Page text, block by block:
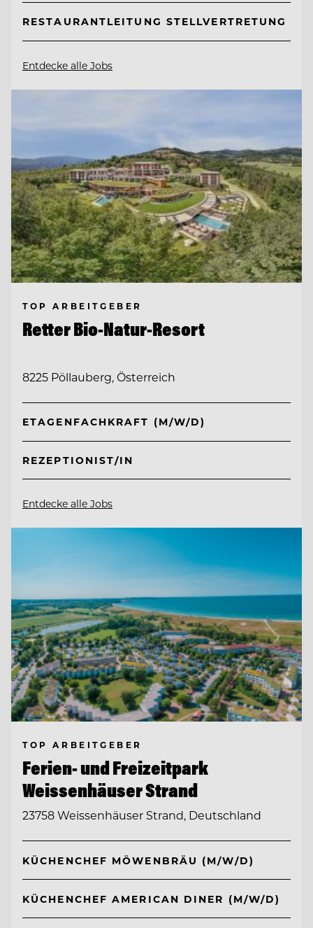
RESTAURANTLEITUNG STELLVERTRETUNG
Entdecke alle Jobs
TOP ARBEITGEBER
Retter Bio-Natur-Resort
8225 Pöllauberg, Österreich
ETAGENFACHKRAFT (M/W/D)
REZEPTIONIST/IN
Entdecke alle Jobs
TOP ARBEITGEBER
Ferien- und Freizeitpark
Weissenhäuser Strand
23758 Weissenhäuser Strand, Deutschland
KÜCHENCHEF MÖWENBRÄU (M/W/D)
KÜCHENCHEF AMERICAN DINER (M/W/D)